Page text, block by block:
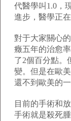
代醫學叫1.0，
進步，醫學正在
對于大家關心
癥五年的治愈
了2個百分點。
變。但是在歐
還不到歐美的一
目前的手術和
手術就是殺死